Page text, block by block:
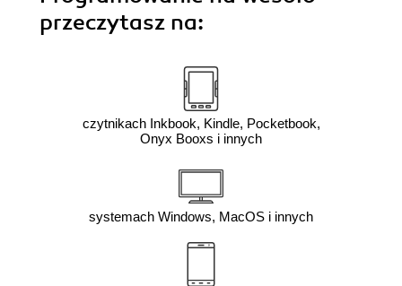
przeczytasz na:
czytnikach Inkbook, Kindle, Pocketbook,
Onyx Booxs i innych
systemach Windows, MacOS i innych